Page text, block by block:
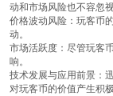
动和市场风险也不容忽
价格波动风险 ：玩客币
动。
市场活跃度 ：尽管玩客
响。
技术发展与应用前景 ：
对玩客币的价值产生积极